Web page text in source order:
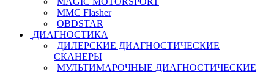
MMC Flasher
OBDSTAR
ДИАГНОСТИКА
ДИЛЕРСКИЕ ДИАГНОСТИЧЕСКИЕ
СКАНЕРЫ
МУЛЬТИМАРОЧНЫЕ ДИАГНОСТИЧЕСКИЕ